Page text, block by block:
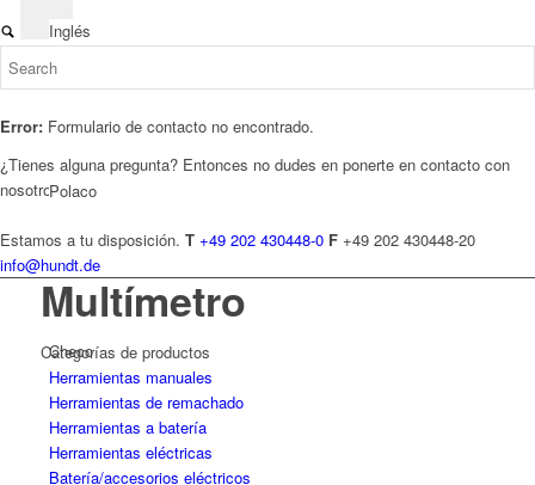
Inglés
Polaco
Checo
Error: Formulario de contacto no encontrado.
¿Tienes alguna pregunta? Entonces no dudes en ponerte en contacto con
nosotros.
Estamos a tu disposición. T +49 202 430448-0 F +49 202 430448-20
info@hundt.de
Multímetro
Categorías de productos
Herramientas manuales
Herramientas de remachado
Herramientas a batería
Herramientas eléctricas
Batería/accesorios eléctricos